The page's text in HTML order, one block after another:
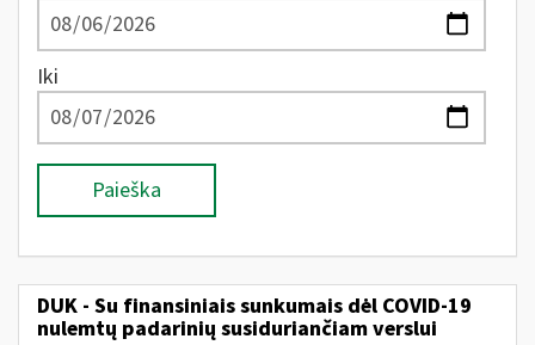
Iki
Paieška
DUK - Su finansiniais sunkumais dėl COVID-19
nulemtų padarinių susiduriančiam verslui